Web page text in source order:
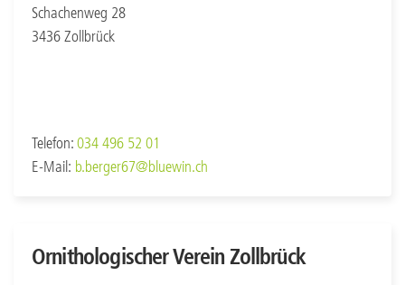
Schachenweg 28
3436 Zollbrück
Telefon: 034 496 52 01
E-Mail: b.berger67@bluewin.ch
Ornithologischer Verein Zollbrück